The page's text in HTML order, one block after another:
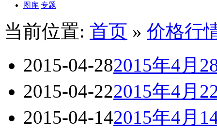
图库 专题
当前位置: 首页 » 价格行
2015-04-282015年4月
2015-04-222015年4月
2015-04-142015年4月